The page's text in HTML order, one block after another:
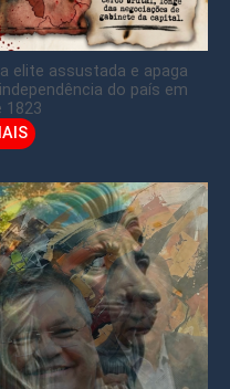
elite assustada e apaga
do país em
1823